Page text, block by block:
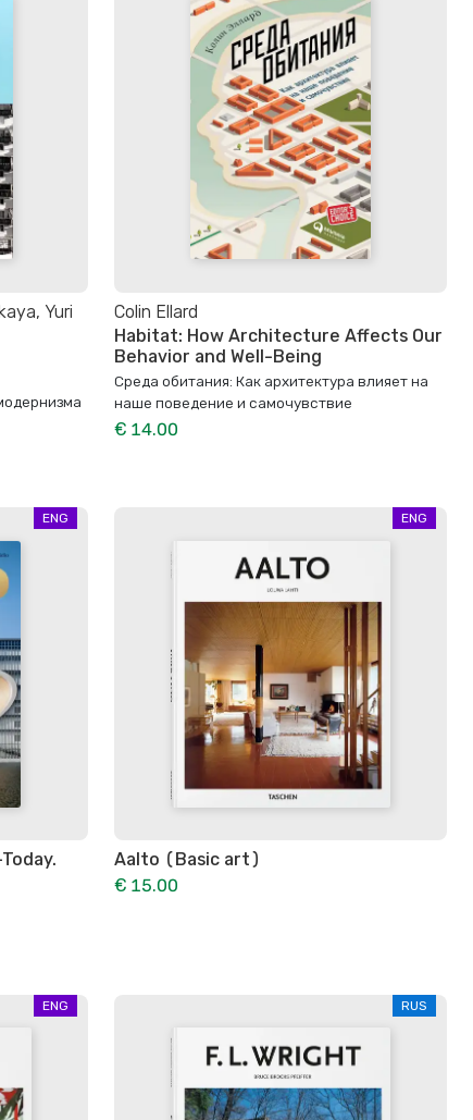
Yuri
Colin Ellard
Habitat: How Architecture Affects Our
Behavior and Well-Being
Среда обитания: Как архитектура влияет на
наше поведение и самочувствие
€ 14.00
ENG ENG
Aalto (Basic art)
€ 15.00
ENG RUS